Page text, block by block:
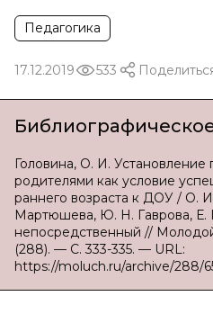
Педагогика
17.12.2019 533
Головина, О. И.
родителями как условие
раннего возраста к ДОУ / О.
Мартюшева, Ю. Н. Гаврова, Е.
непосредственный //
(288). — С. 333-335. — URL:
https://moluch.ru/archive/288/